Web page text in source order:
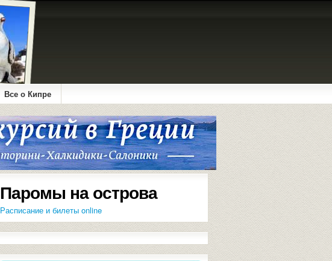
Все о Кипре
Паромы на острова
Расписание и билеты online